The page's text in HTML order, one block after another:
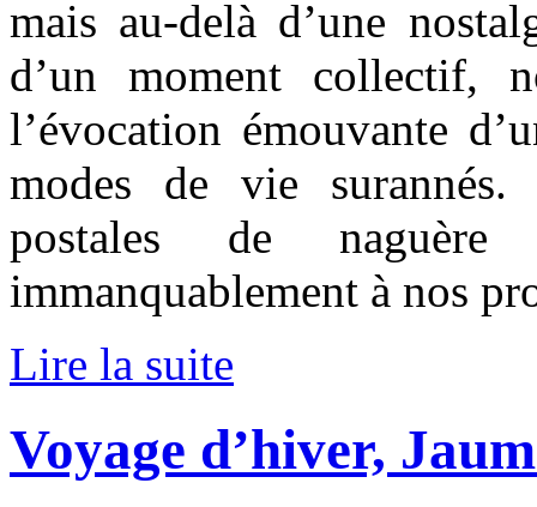
mais au-delà d’une
d’un moment collectif,
l’évocation émouvante
modes de vie
postales de
immanquablement à nos
Lire la suite
Voyage d’hiver,